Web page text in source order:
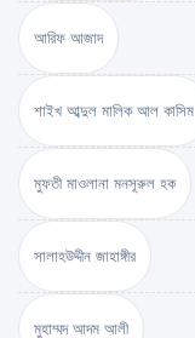
আরিফ আজাদ
শাইখ আব্দুল মালিক আল কাসিম
মুফতী মাওলানা মনসূরুল হক
সালাহউদ্দীন জাহাঙ্গীর
মুহাম্মদ আদম আলী